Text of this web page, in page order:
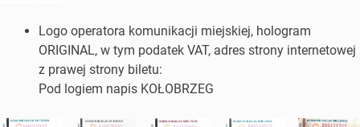
Logo operatora komunikacji miejskiej, hologram
ORIGINAL, w tym podatek VAT, adres strony internetowej
z prawej strony biletu:
Pod logiem napis KOŁOBRZEG